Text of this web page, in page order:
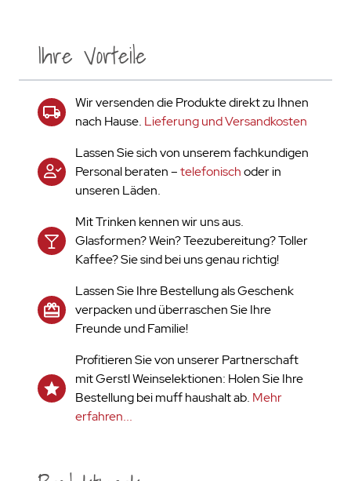
Ihre Vorteile
Wir versenden die Produkte direkt zu Ihnen
nach Hause. Lieferung und Versandkosten
Lassen Sie sich von unserem fachkundigen
Personal beraten –telefonischoder in
unseren Läden.
Mit Trinken kennen wir uns aus.
Glasformen? Wein? Teezubereitung? Toller
Kaffee? Sie sind bei uns genau richtig!
Lassen Sie Ihre Bestellung als Geschenk
verpacken und überraschen Sie Ihre
Freunde und Familie!
Profitieren Sie von unserer Partnerschaft
mit Gerstl Weinselektionen: Holen Sie Ihre
Bestellung bei muff haushalt ab. Mehr
erfahren...